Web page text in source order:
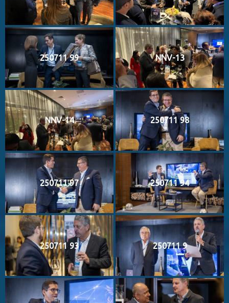
250711 99 NNV-13
NNV-14 250711 98
250711 97 250711 94
250711 93 250711 9